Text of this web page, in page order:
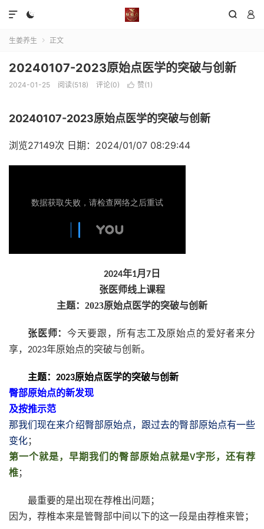
  

生姜养生 正文
20240107-2023原始点医学的突破与创新
2024-01-25 阅读(518) 评论(0)  赞(1)
20240107-2023原始点医学的突破与创新
浏览27149次 日期：2024/01/07 08:29:44
2024年1月 7 日
张医师线上课程
主题：2023原始点医学的突破与创新
张医师：今天要跟，所有志工及原始点的爱好者来分
享， 2023年原始点的突破与创新。
主题： 2023原始点医学的突破与创新
臀部原始点的新发现
及按推示范
那我们现在来介绍臀部原始点，跟过去的臀部原始点有一些
变化；
第一个就是，早期我们的臀部原始点就是V字形，还有荐
椎；
最重要的是出现在荐椎出问题；
因为，荐椎本来是管臀部中间以下的这一段是由荐椎来管；